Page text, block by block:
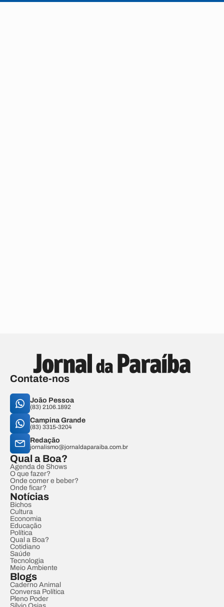
Contate-nos
João Pessoa
(83) 2106.1892
Campina Grande
(83) 3315-3204
Redação
jornalismo@jornaldaparaiba.com.br
Qual a Boa?
Agenda de Shows
O que fazer?
Onde comer e beber?
Onde ficar?
Notícias
Bichos
Cultura
Economia
Educação
Política
Qual a Boa?
Cotidiano
Saúde
Tecnologia
Meio Ambiente
Blogs
Caderno Animal
Conversa Política
Pleno Poder